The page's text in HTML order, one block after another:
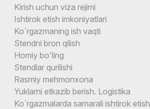
Kirish uchun viza rejimi
Ishtirok etish imkoniyatlari
Ko`rgazmaning ish vaqti
Stendni bron qilish
Homiy bo'ling
Stendlar qurilishi
Rasmiy mehmonxona
Yuklarni etkazib berish. Logistika
Ko`rgazmalarda samarali ishtirok etish